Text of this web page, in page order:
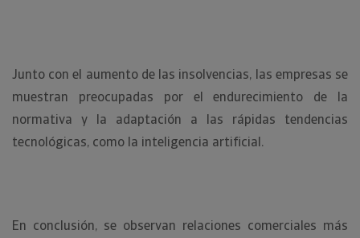
Junto con el aumento de las insolvencias, las empresas se
muestran preocupadas por el endurecimiento de la
normativa y la adaptación a las rápidas tendencias
tecnológicas, como la inteligencia artificial.
En conclusión, se observan relaciones comerciales más